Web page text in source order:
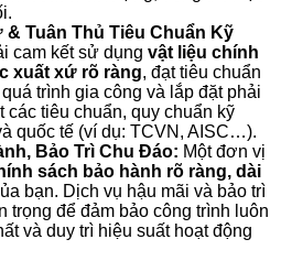
Tuân Thủ Tiêu Chuẩn Kỹ
cam kết sử dụng vật liệu chính
xuất xứ rõ ràng, đạt tiêu chuẩn
trình gia công và lắp đặt phải
các tiêu chuẩn, quy chuẩn kỹ
quốc tế (ví dụ: TCVN, AISC…).
Bảo Trì Chu Đáo: Một đơn vị
sách bảo hành rõ ràng, dài
bạn. Dịch vụ hậu mãi và bảo trì
trọng để đảm bảo công trình luôn
và duy trì hiệu suất hoạt động